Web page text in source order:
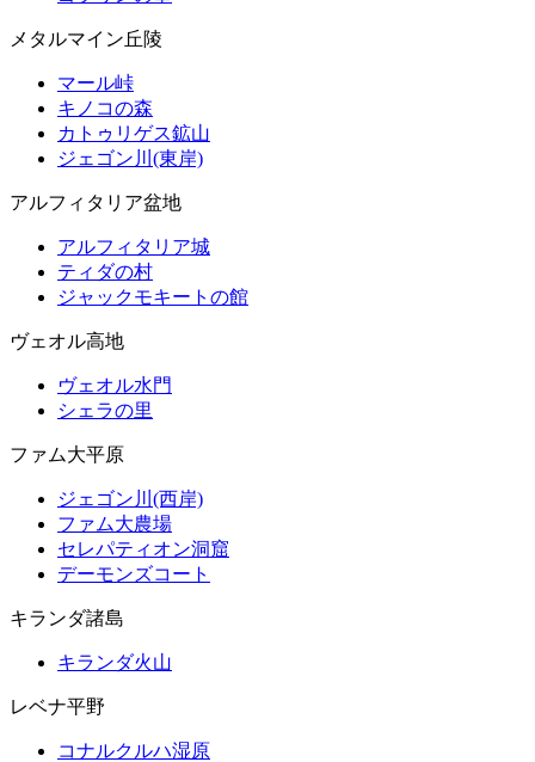
メタルマイン丘陵
マール峠
キノコの森
カトゥリゲス鉱山
ジェゴン川(東岸)
アルフィタリア盆地
アルフィタリア城
ティダの村
ジャックモキートの館
ヴェオル高地
ヴェオル水門
シェラの里
ファム大平原
ジェゴン川(西岸)
ファム大農場
セレパティオン洞窟
デーモンズコート
キランダ諸島
キランダ火山
レベナ平野
コナルクルハ湿原